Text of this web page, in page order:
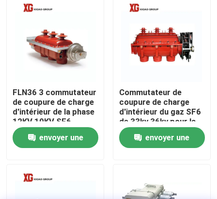
Visite d'usine
Contrôle de qualité
Demandez une citation
Commutateur de coupure de charge d'air
Mécanisme de distribution d'énergie
FLN36 3 commutateur
de coupure de charge
d'intérieur de la phase
12KV 10KV SF6
envoyer une
Commutateur de
coupure de charge
d'intérieur du gaz SF6
de 33kv 36kv pour la
distribution
secondaireenvoyer une